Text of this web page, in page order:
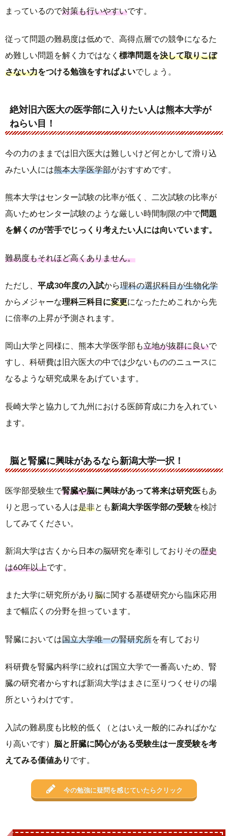
まっているので対策も行いやすいです。
従って問題の難易度は低めで、高得点層での競争になるた
め難しい問題を解く力ではなく 標準問題を決して取りこぼ
さない力をつける勉強をすればよいでしょう。
絶対旧六医大の医学部に入りたい人は熊本大学が
ねらい目！
今の力のままでは旧六医大は難しいけど何とかして滑り込
みたい人には熊本大学医学部がおすすめです。
熊本大学はセンター試験の比率が低く、二次試験の比率が
高いためセンター試験のような厳しい時間制限の中で問題
を解くのが苦手でじっくり考えたい人には向いています。
難易度もそれほど高くありません。
ただし、 平成30年度の入試から理科の選択科目が生物化学
からメジャーな理科三科目に変更になったためこれから先
に倍率の上昇が予測されます。
岡山大学と同様に、熊本大学医学部も立地が抜群に良いで
すし、科研費は旧六医大の中では少ないもののニュースに
なるような研究成果をあげています。
長崎大学と協力して九州における医師育成に力を入れてい
ます。
脳と腎臓に興味があるなら新潟大学一択！
医学部受験生で腎臓や脳に興味があって将来は研究医もあ
りと思っている人は是非とも新潟大学医学部の受験を検討
してみてください。
新潟大学は古くから日本の脳研究を牽引しておりその歴史
は60年以上です。
また大学に研究所があり 脳に関する基礎研究から臨床応用
まで幅広くの分野を担っています。
腎臓においては国立大学唯一の腎研究所を有しており
科研費を腎臓内科学に絞れば国立大学で一番高いため、腎
臓の研究者からすれば新潟大学はまさに至りつくせりの場
所というわけです。
入試の難易度も比較的低く（とはいえ一般的にみればかな
り高いです）
脳と肝臓に関心がある受験生は一度受験を考
えてみる価値あり です。
今の勉強に疑問を感じていたらクリック